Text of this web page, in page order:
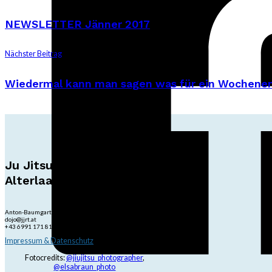
NEWSLETTER Jänner 2017
Nächster Beitrag
Wiedermal kann man sagen was für ein
Ju Jitsu Ryu Tsunami
Alterlaa
Anton-Baumgartner-Str. 44/B8/01, 1230 Wien
dojo@jjrt.at
+43 6991 171 81 60
Impressum & Datenschutz
Fotocredits:@jiujitsu_photographer,
@elsabraun_photo